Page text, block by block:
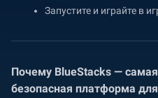
Запустите и играйте в
Почему BlueStacks —
безопасная платформа